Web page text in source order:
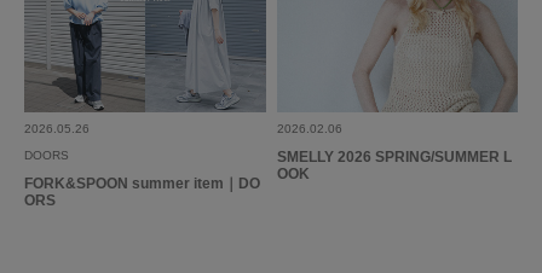
2026.05.26
DOORS
FORK&SPOON summer item｜DO
ORS
2026.02.06
SMELLY 2026 SPRING/SUMMER L
OOK